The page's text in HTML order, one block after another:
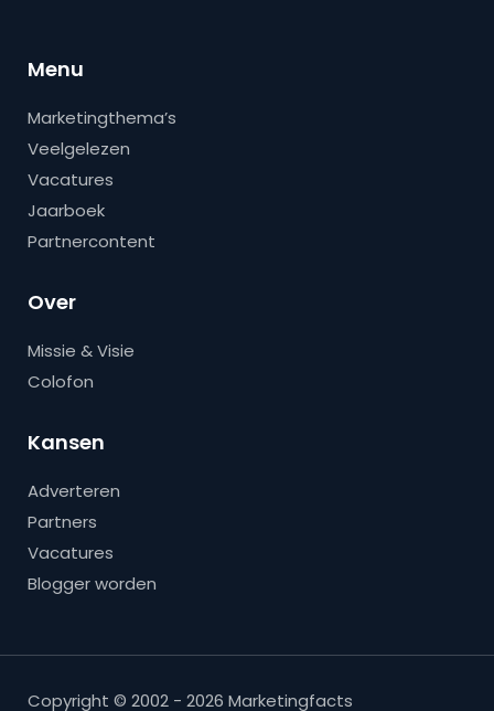
Menu
Marketingthema’s
Veelgelezen
Vacatures
Jaarboek
Partnercontent
Over
Missie & Visie
Colofon
Kansen
Adverteren
Partners
Vacatures
Blogger worden
Copyright © 2002 - 2026 Marketingfacts